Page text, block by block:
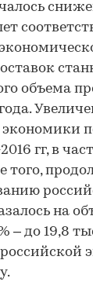
объема
гг, в
того,
на
– до 19,8